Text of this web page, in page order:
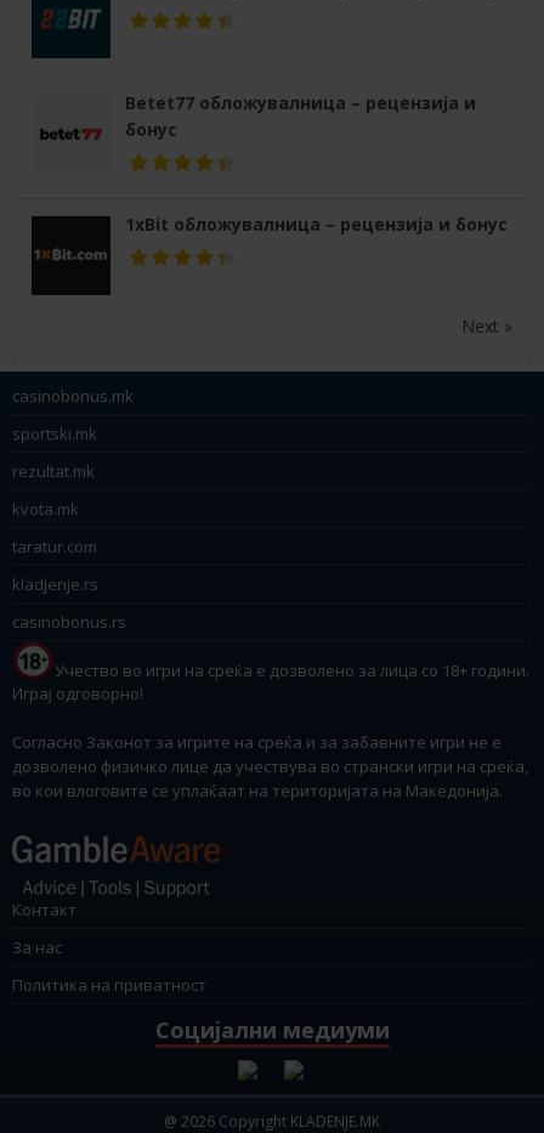
Betet77 обложувалница – рецензија и
бонус
1xBit обложувалница – рецензија и бонус
Next »
casinobonus.mk
sportski.mk
rezultat.mk
kvota.mk
taratur.com
kladjenje.rs
casinobonus.rs
Учество во игри на среќа е дозволено за лица со 18+ години.
Играј одговорно!
Согласно Законот за игрите на среќа и за забавните игри не е
дозволено физичко лице да учествува во странски игри на среќа,
во кои влоговите се уплаќаат на територијата на Македонија.
Контакт
За нас
Политика на приватност
Социјални медиуми
@ 2026 Copyright KLADENJE.MK